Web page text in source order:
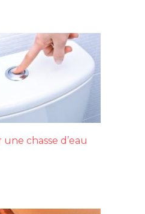
chasse d’eau